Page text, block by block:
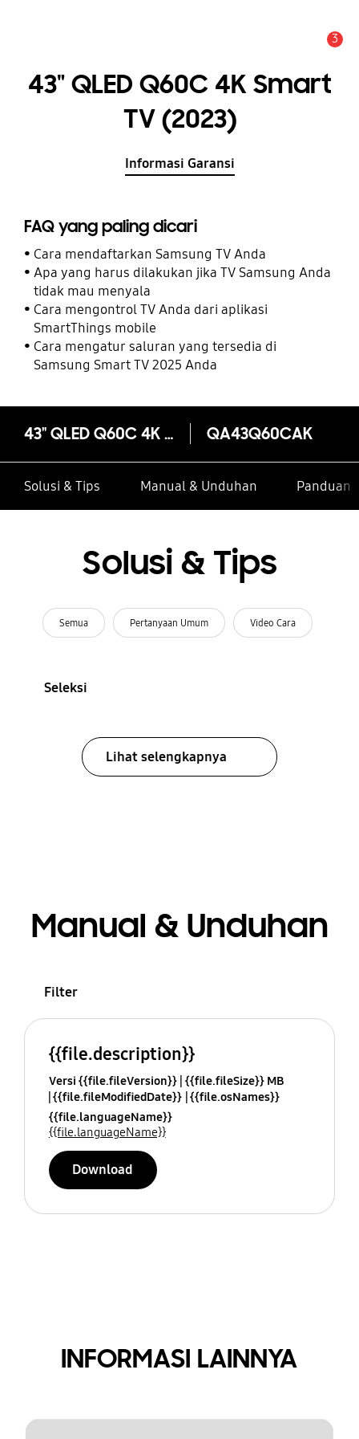
3
43" QLED Q60C 4K Smart
TV (2023)
Informasi Garansi
FAQ yang paling dicari
Cara mendaftarkan Samsung TV Anda
Apa yang harus dilakukan jika TV Samsung Anda
tidak mau menyala
Cara mengontrol TV Anda dari aplikasi
SmartThings mobile
Cara mengatur saluran yang tersedia di
Samsung Smart TV 2025 Anda
43" QLED Q60C 4K Smart TV (2023) QA43Q60CAK
Solusi & Tips Manual & Unduhan Panduan
Solusi & Tips
Semua Pertanyaan Umum Video Cara
Seleksi
Lihat selengkapnya
Manual & Unduhan
Filter
{{file.description}}
Versi {{file.fileVersion}} {{file.fileSize}} MB
{{file.fileModifiedDate}} {{file.osNames}}
{{file.languageName}}
{{file.languageName}}
Download
INFORMASI LAINNYA